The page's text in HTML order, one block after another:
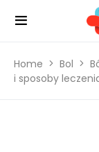
Home Bol
i sposoby